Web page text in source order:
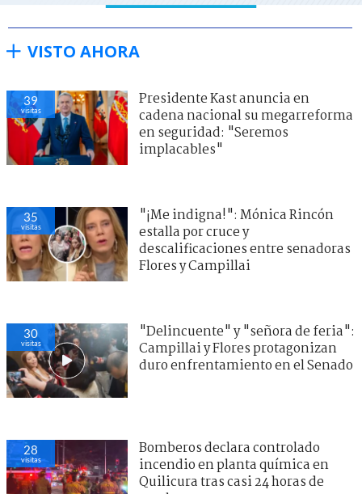
VISTO AHORA
39
visitas
Presidente Kast anuncia en
cadena nacional su megarreforma
en seguridad: "Seremos
implacables"
35
visitas
"¡Me indigna!": Mónica Rincón
estalla por cruce y
descalificaciones entre senadoras
Flores y Campillai
30
visitas
"Delincuente" y "señora de feria":
Campillai y Flores protagonizan
duro enfrentamiento en el Senado
28
visitas
Bomberos declara controlado
incendio en planta química en
Quilicura tras casi 24 horas de